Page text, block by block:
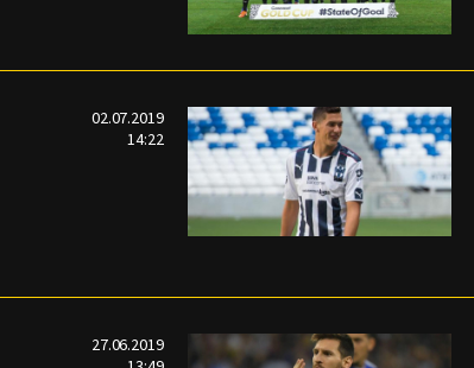
02.07.2019
14:22
27.06.2019